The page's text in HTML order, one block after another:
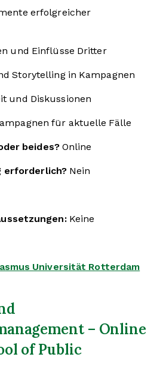
erfolgreicher
und Einflüsse Dritter
Storytelling in Kampagnen
und Diskussionen
für aktuelle Fälle
beides?Online
erforderlich? Nein
Keine
Universität Rotterdam
– Online
of Public